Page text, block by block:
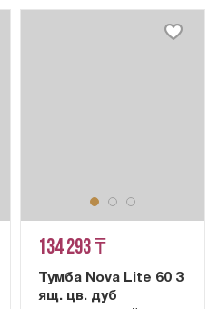
134 293 ₸
Тумба Nova Lite 60 3
ящ. цв. дуб